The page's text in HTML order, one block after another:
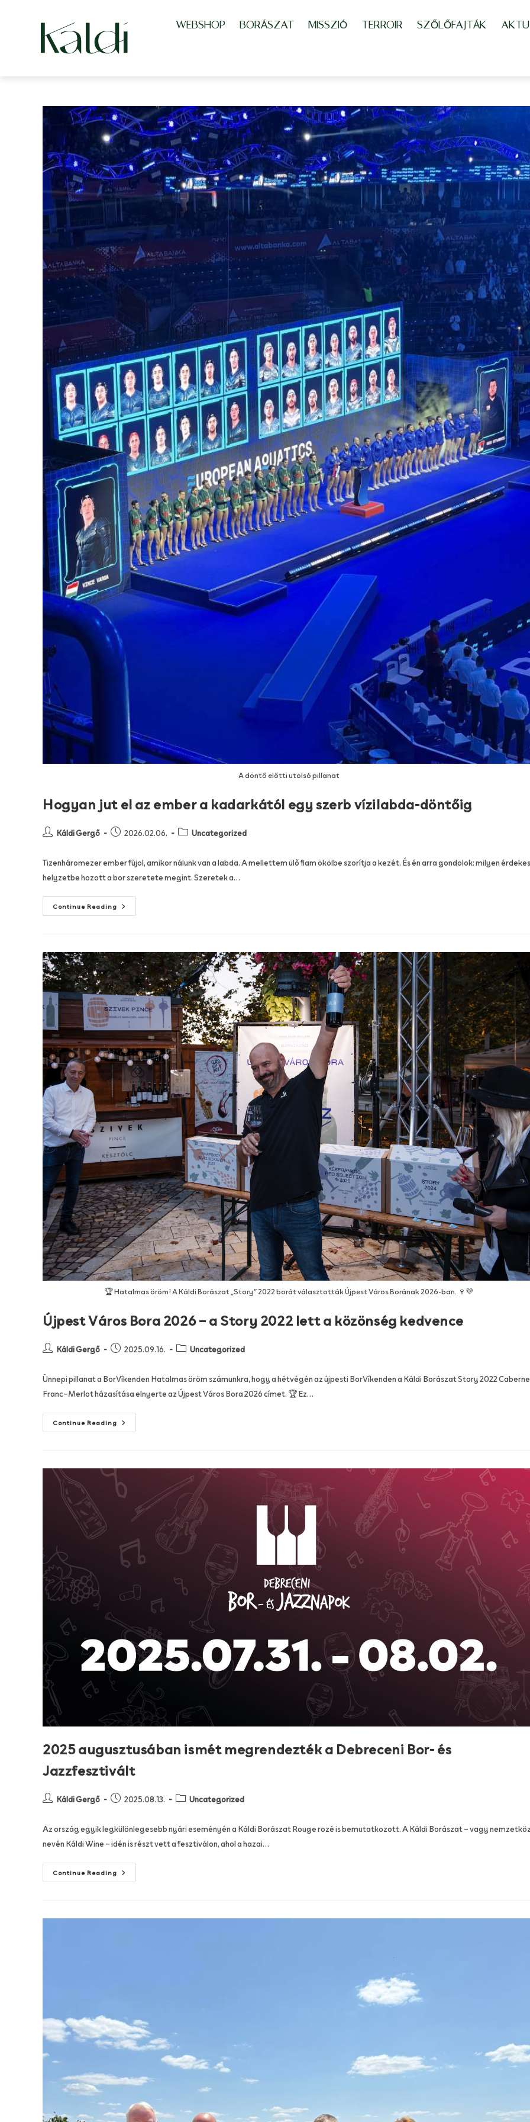
WEBSHOP BORÁSZAT MISSZIÓ TERROIR SZŐLŐFAJTÁK
A döntő előtti utolsó pillanat
Hogyan jut el az ember a kadarkától egy szerb vízilabda-döntőig
Káldi Gergő 2026.02.06. Uncategorized
Tizenháromezer ember fújol, amikor nálunk van a labda. A mellettem ülő fiam ökölbe szorítja a kezét. És én arra gondolok: milyen érdekes
helyzetbe hozott a bor szeretete megint. Szeretek a…
Continue Reading
🏆 Hatalmas öröm! A Káldi Borászat „Story” 2022 borát választották Újpest Város Borának 2026-ban. 🍷💜
Újpest Város Bora 2026 – a Story 2022 lett a közönség kedvence
Káldi Gergő 2025.09.16. Uncategorized
Ünnepi pillanat a BorVíkenden Hatalmas öröm számunkra, hogy a hétvégén az újpesti BorVíkenden a Káldi Borászat Story 2022
Franc–Merlot házasítása elnyerte az Újpest Város Bora 2026 címet. 🏆 Ez…
Continue Reading
2025 augusztusában ismét megrendezték a Debreceni Bor- és
Jazzfesztivált
Káldi Gergő 2025.08.13. Uncategorized
Az ország egyik legkülönlegesebb nyári eseményén a Káldi Borászat Rouge rozé is bemutatkozott. A Káldi Borászat – vagy
nevén Káldi Wine – idén is részt vett a fesztiválon, ahol a hazai…
Continue Reading